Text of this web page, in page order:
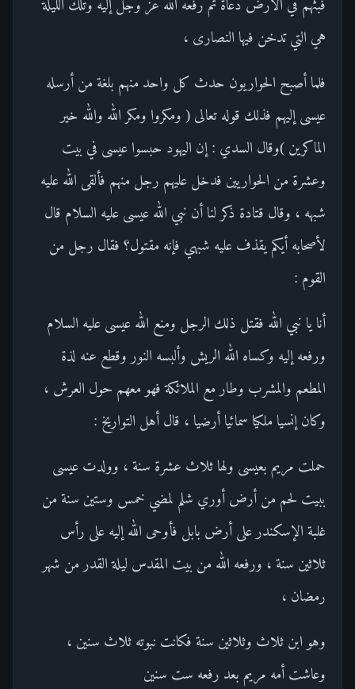
فبثهم في الأرض دعاة ثم رفعه الله عز وجل إليه وتلك الليلة
هي التي تدخن فيها النصارى ،
فلما أصبح الحواريون حدث كل واحد منهم بلغة من أرسله
عيسى إليهم فذلك قوله تعالى ( ومكروا ومكر الله والله خير
الماكرين )وقال السدي : إن اليهود حبسوا عيسى في بيت
وعشرة من الحواريين فدخل عليهم رجل منهم فألقى الله عليه
شبهه ، وقال قتادة ذكر لنا أن نبي الله عيسى عليه السلام قال
لأصحابه أيكم يقذف عليه شبهي فإنه مقتول؟ فقال رجل من
القوم :
أنا يا نبي الله فقتل ذلك الرجل ومنع الله عيسى عليه السلام
ورفعه إليه وكساه الله الريش وألبسه النور وقطع عنه لذة
المطعم والمشرب وطار مع الملائكة فهو معهم حول العرش ،
وكان إنسيا ملكيا سمائيا أرضيا ، قال أهل التواريخ :
حملت مريم بعيسى ولها ثلاث عشرة سنة ، وولدت عيسى
ببيت لحم من أرض أوري شلم لمضي خمس وستين سنة من
غلبة الإسكندر على أرض بابل فأوحى الله إليه على رأس
ثلاثين سنة ، ورفعه الله من بيت المقدس ليلة القدر من شهر
رمضان ،
وهو ابن ثلاث وثلاثين سنة فكانت نبوته ثلاث سنين ،
وعاشت أمه مريم بعد رفعه ست سنين